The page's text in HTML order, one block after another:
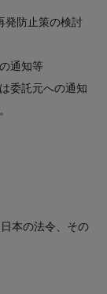
発防止策の検討
通知等
委託元への通知
本の法令、その